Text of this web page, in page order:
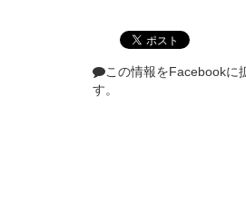
この情報をFacebookに
す。